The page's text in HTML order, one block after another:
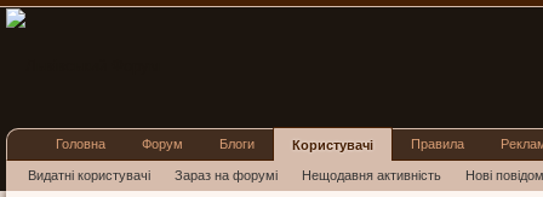
Головна Форум Блоги Користувачі
Видатні користувачі Зараз на форумі Нещодавня активність Нові
Правила